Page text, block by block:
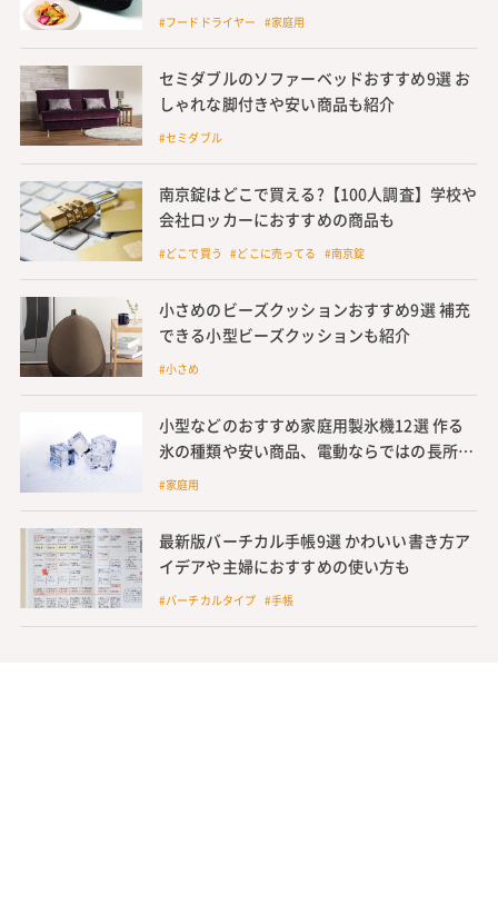
燥機
#フードドライヤー #家庭用
セミダブルのソファーベッドおすすめ9選 お
しゃれな脚付きや安い商品も紹介
#セミダブル
南京錠はどこで買える?【100人調査】学校や
会社ロッカーにおすすめの商品も
#どこで買う #どこに売ってる #南京錠
小さめのビーズクッションおすすめ9選 補充
できる小型ビーズクッションも紹介
#小さめ
小型などのおすすめ家庭用製氷機12選 作る
氷の種類や安い商品、電動ならではの長所や
電気代節約のヒントも紹介
#家庭用
最新版バーチカル手帳9選 かわいい書き方ア
イデアや主婦におすすめの使い方も
#バーチカルタイプ #手帳